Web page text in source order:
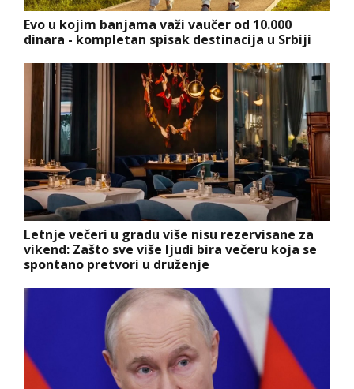
Evo u kojim banjama važi vaučer od 10.000
dinara - kompletan spisak destinacija u Srbiji
Letnje večeri u gradu više nisu rezervisane za
vikend: Zašto sve više ljudi bira večeru koja se
spontano pretvori u druženje